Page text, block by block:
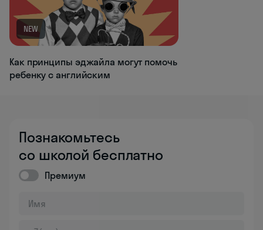
NEW
Как принципы эджайла могут помочь
ребенку с английским
Познакомьтесь
со школой бесплатно
Премиум